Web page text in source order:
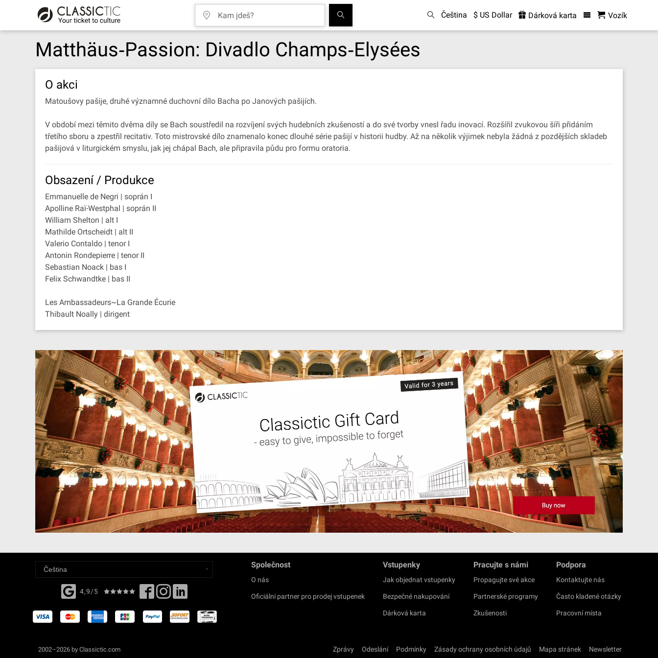
Čeština $ US Dollar Dárková karta Vozík
Matthäus‐Passion: Divadlo Champs‐Elysées
O akci
Matoušovy pašije, druhé významné duchovní dílo Bacha po Janových pašijích.
V období mezi těmito dvěma díly se Bach soustředil na rozvíjení svých hudebních zkušeností a do své tvorby vnesl řadu inovací. Rozšířil zvukovou šíři přidáním
třetího sboru a zpestřil recitativ. Toto mistrovské dílo znamenalo konec dlouhé série pašijí v historii hudby. Až na několik výjimek nebyla žádná z pozdějších skladeb
pašijová v liturgickém smyslu, jak jej chápal Bach, ale připravila půdu pro formu oratoria.
Obsazení / Produkce
Emmanuelle de Negri | soprán I
Apolline Raï-Westphal | soprán II
William Shelton | alt I
Mathilde Ortscheidt | alt II
Valerio Contaldo | tenor I
Antonin Rondepierre | tenor II
Sebastian Noack | bas I
Felix Schwandtke | bas II
Les Ambassadeurs~La Grande Écurie
Thibault Noally | dirigent
4,9/5
Společnost
O nás
Oficiální partner pro prodej vstupenek
Vstupenky
Jak objednat vstupenky
Bezpečné nakupování
Dárková karta
Pracujte s námi
Propagujte své akce
Partnerské programy
Zkušenosti
Podpora
Kontaktujte nás
Často kladené otázky
Pracovní místa
Zprávy Odeslání Podmínky Zásady ochrany osobních údajů Mapa stránek Newsletter
2002–2026 by Classictic.com